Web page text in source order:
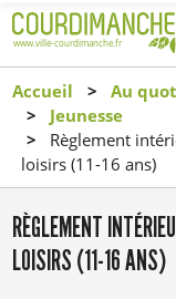
Accueil Au
Jeunesse
Règlement
loisirs (11-16 ans)
RÈGLEMENT
LOISIRS (11-16 ANS)